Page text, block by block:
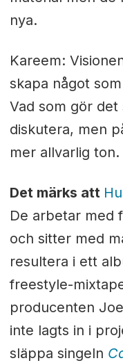
nya.
Kareem:
skapa något
Vad som gör
diskutera, men
mer allvarlig ton.
Det märks att
De arbetar med
och sitter med
resultera i ett
freestyle-
producenten
inte lagts in i
släppa singeln